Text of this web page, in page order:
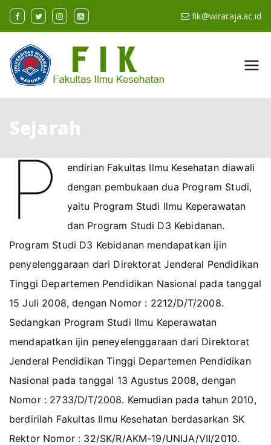
Skip
content
fik@wiraraja.ac.id
Fakulta
an
Universitas Wiraraja
Sejarah
P
endirian Fakultas Ilmu Kesehatan diawali
dengan pembukaan dua Program Studi,
yaitu Program Studi Ilmu Keperawatan
dan Program Studi D3 Kebidanan.
Program Studi D3 Kebidanan mendapatkan ijin
penyelenggaraan dari Direktorat Jenderal Pendidikan
Tinggi Departemen Pendidikan Nasional pada tanggal
15 Juli 2008, dengan Nomor : 2212/D/T/2008.
Sedangkan Program Studi Ilmu Keperawatan
mendapatkan ijin peneyelenggaraan dari Direktorat
Jenderal Pendidikan Tinggi Departemen Pendidikan
Nasional pada tanggal 13 Agustus 2008, dengan
Nomor : 2733/D/T/2008. Kemudian pada tahun 2010,
berdirilah Fakultas Ilmu Kesehatan berdasarkan SK
Rektor Nomor : 32/SK/R/AKM-19/UNIJA/VII/2010.